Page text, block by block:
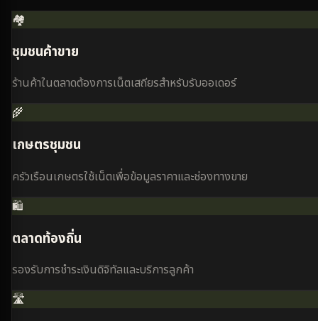
🏘️
ชุมชนค้าขาย
ร้านค้าในตลาดต้องการเน็ตเสถียรสำหรับรับออเดอร์
🌾
เกษตรชุมชน
ครัวเรือนเกษตรใช้เน็ตเพื่อข้อมูลราคาและช่องทางขาย
🛍️
ตลาดท้องถิ่น
รองรับการชำระเงินดิจิทัลและบริการลูกค้า
🛣️